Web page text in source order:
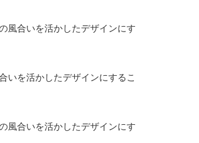
風合いを活かしたデザインにす
いを活かしたデザインにするこ
風合いを活かしたデザインにす